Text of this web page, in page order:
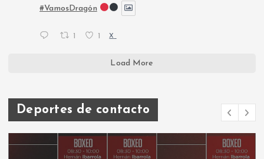
#VamosDragón
X
Load More
Deportes de contacto